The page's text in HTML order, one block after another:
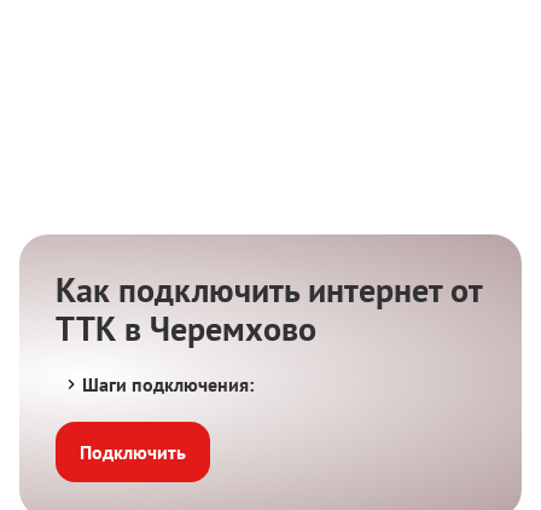
Как подключить интернет от
ТТК в Черемхово
Шаги подключения:
Подключить